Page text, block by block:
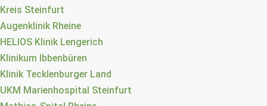
Kreis Steinfurt
Augenklinik Rheine
HELIOS Klinik Lengerich
Klinikum Ibbenbüren
Klinik Tecklenburger Land
UKM Marienhospital Steinfurt